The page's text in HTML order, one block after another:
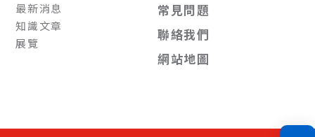
最新消息
知識文章
展覽
常見問題
聯絡我們
網站地圖